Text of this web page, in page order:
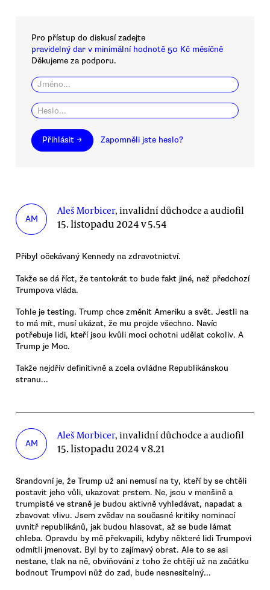
Pro přístup do diskusí zadejte
pravidelný dar v minimální hodnotě 50 Kč měsíčně
Děkujeme za podporu.
Přihlásit → Zapomněli jste heslo?
AM
Aleš Morbicer, invalidní důchodce a audiofil
15. listopadu 2024 v 5.54
Přibyl očekávaný Kennedy na zdravotnictví.
Takže se dá říct, že tentokrát to bude fakt jiné, než předchozí
Trumpova vláda.
Tohle je testing. Trump chce změnit Ameriku a svět. Jestli na
to má mít, musí ukázat, že mu projde všechno. Navíc
potřebuje lidi, kteří jsou kvůli moci ochotni udělat cokoliv. A
Trump je Moc.
Takže nejdřív definitivně a zcela ovládne Republikánskou
stranu...
AM
Aleš Morbicer, invalidní důchodce a audiofil
15. listopadu 2024 v 8.21
Srandovní je, že Trump už ani nemusí na ty, kteří by se chtěli
postavit jeho vůli, ukazovat prstem. Ne, jsou v menšině a
trumpisté ve straně je budou aktivně vyhledávat, napadat a
zbavovat vlivu. Jsem zvědav na současné kritiky nominací
uvnitř republikánů, jak budou hlasovat, až se bude lámat
chleba. Opravdu by mě překvapili, kdyby některé lidi Trumpovi
odmítli jmenovat. Byl by to zajímavý obrat. Ale to se asi
nestane, tlak na ně, obviňování z toho že chtějí už na začátku
bodnout Trumpovi nůž do zad, bude nesnesitelný...